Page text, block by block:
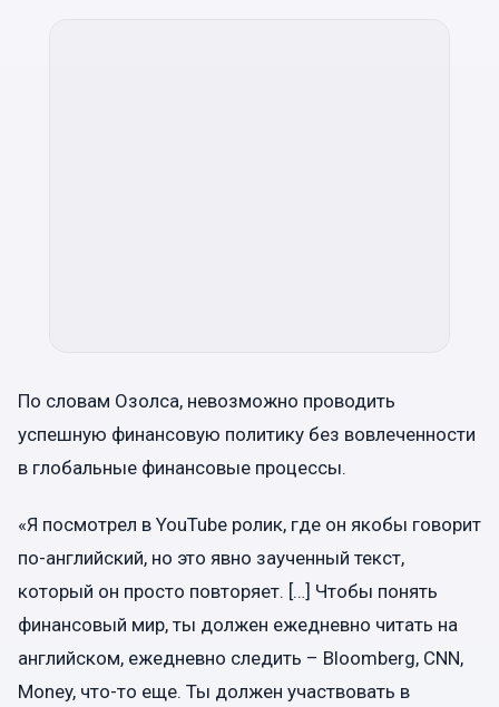
По словам Озолса, невозможно проводить
успешную финансовую политику без вовлеченности
в глобальные финансовые процессы.
«Я посмотрел в YouTube ролик, где он якобы говорит
по-английский, но это явно заученный текст,
который он просто повторяет. […] Чтобы понять
финансовый мир, ты должен ежедневно читать на
английском, ежедневно следить – Bloomberg, CNN,
Money, что-то еще. Ты должен участвовать в